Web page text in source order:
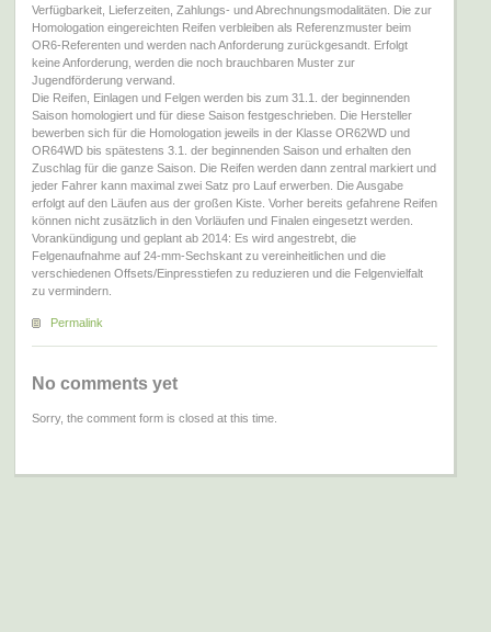
Verfügbarkeit, Lieferzeiten, Zahlungs- und Abrechnungsmodalitäten. Die zur
Homologation eingereichten Reifen verbleiben als Referenzmuster beim
OR6-Referenten und werden nach Anforderung zurückgesandt. Erfolgt
keine Anforderung, werden die noch brauchbaren Muster zur
Jugendförderung verwand.
Die Reifen, Einlagen und Felgen werden bis zum 31.1. der beginnenden
Saison homologiert und für diese Saison festgeschrieben. Die Hersteller
bewerben sich für die Homologation jeweils in der Klasse OR62WD und
OR64WD bis spätestens 3.1. der beginnenden Saison und erhalten den
Zuschlag für die ganze Saison. Die Reifen werden dann zentral markiert und
jeder Fahrer kann maximal zwei Satz pro Lauf erwerben. Die Ausgabe
erfolgt auf den Läufen aus der großen Kiste. Vorher bereits gefahrene Reifen
können nicht zusätzlich in den Vorläufen und Finalen eingesetzt werden.
Vorankündigung und geplant ab 2014: Es wird angestrebt, die
Felgenaufnahme auf 24-mm-Sechskant zu vereinheitlichen und die
verschiedenen Offsets/Einpresstiefen zu reduzieren und die Felgenvielfalt
zu vermindern.
Permalink
No comments yet
Sorry, the comment form is closed at this time.